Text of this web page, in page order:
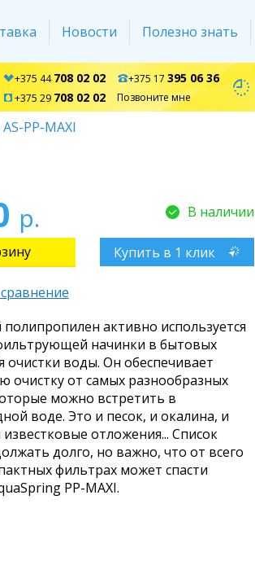
Новости Полезно знать
+375 44708 02 02
+375 29 708 02 02
+375 17 395 06 36
Позвоните мне
PP-MAXI
р. В наличии
Купить в 1 клик
активно используется
начинки в бытовых
очистки воды. Он обеспечивает
очистку от самых разнообразных
можно встретить в
воде. Это и песок, и окалина, и
отложения... Список
долго, но важно, что от всего
фильтрах может спасти
PP-MAXI.